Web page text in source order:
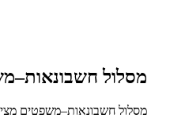
מסלול
מסלול חשבונאות–משפטים